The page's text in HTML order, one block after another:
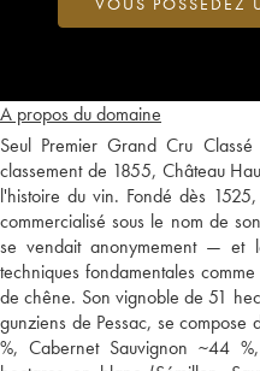
A propos du domaine
Seul Premier Grand Cru
classement de 1855, Château
l'histoire du vin. Fondé dès
commercialisé sous le nom de
se vendait anonymement — et
techniques fondamentales
de chêne. Son vignoble de 51
gunziens de Pessac, se
%, Cabernet Sauvignon ~44